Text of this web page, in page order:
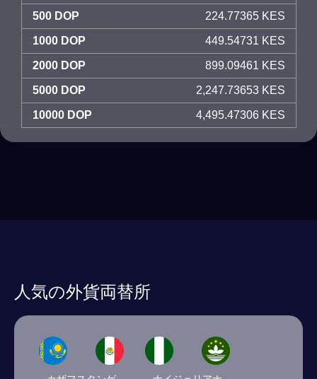
500 DOP 224.77365 KES
1000 DOP 449.54731 KES
2000 DOP 899.09461 KES
5000 DOP 2,247.73653 KES
10000 DOP 4,495.47306 KES
人気の外貨両替所